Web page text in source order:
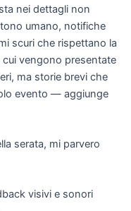
nei dettagli non
umano, notifiche
scuri che rispettano la
vengono presentate
ma storie brevi che
evento — aggiunge
serata, mi parvero
visivi e sonori